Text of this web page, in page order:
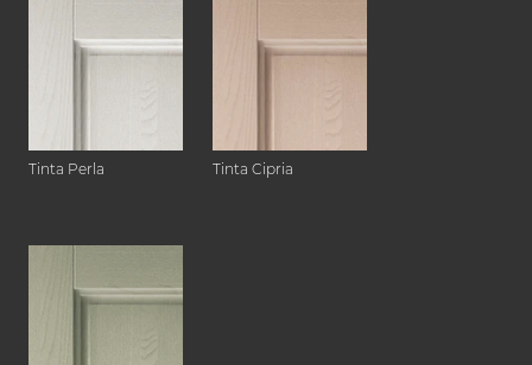
Tinta Perla Tinta Cipria